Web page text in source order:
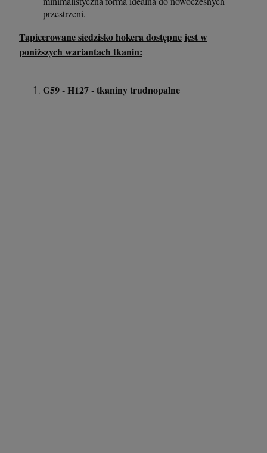
przestrzeni.
Tapicerowane siedzisko hokera dostępne jest w
poniższych wariantach tkanin:
G59 - H127 - tkaniny trudnopalne